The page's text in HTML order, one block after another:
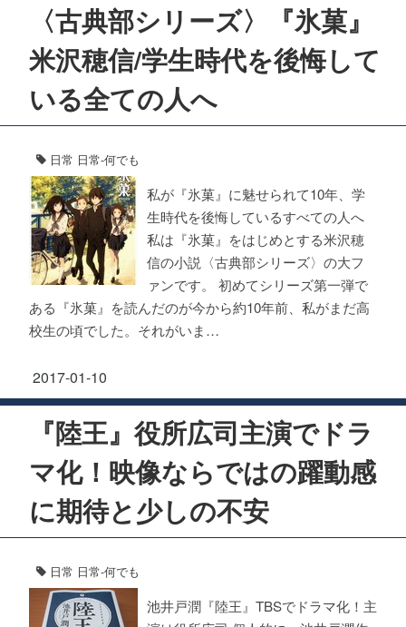
〈古典部シリーズ〉『氷菓』
米沢穂信/学生時代を後悔して
いる全ての人へ
日常 日常-何でも
私が『氷菓』に魅せられて10年、学
生時代を後悔しているすべての人へ
私は『氷菓』をはじめとする米沢穂
信の小説〈古典部シリーズ〉の大フ
ァンです。 初めてシリーズ第一弾で
ある『氷菓』を読んだのが今から約10年前、私がまだ高
校生の頃でした。それがいま…
2017-01-10
『陸王』役所広司主演でドラ
マ化！映像ならではの躍動感
に期待と少しの不安
日常 日常-何でも
池井戸潤『陸王』TBSでドラマ化！主